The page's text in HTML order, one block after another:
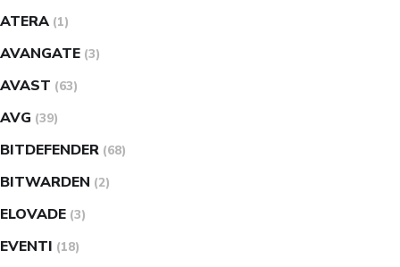
ATERA (1)
AVANGATE (3)
AVAST (63)
AVG (39)
BITDEFENDER (68)
BITWARDEN (2)
ELOVADE (3)
EVENTI (18)